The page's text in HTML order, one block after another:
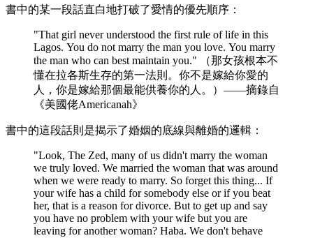
書中的某一段話直白地打破了愛情的優先順序：
"That girl never understood the first rule of life in this
Lagos. You do not marry the man you love. You marry
the man who can best maintain you." （那女孩根本不
懂在拉各斯生存的第一法則。你不是嫁給你愛的
人，你是嫁給那個最能供養你的人。）——摘錄自
《美國佬Americanah》
書中的這段話則是揭示了婚姻的底線與離婚的邏輯：
"Look, The Zed, many of us didn't marry the woman
we truly loved. We married the woman that was around
when we were ready to marry. So forget this thing... If
your wife has a child for somebody else or if you beat
her, that is a reason for divorce. But to get up and say
you have no problem with your wife but you are
leaving for another woman? Haba. We don't behave